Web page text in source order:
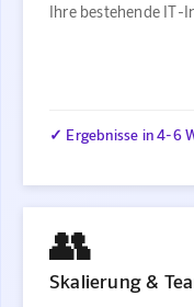
Ihre bestehende IT-
✓ Ergebnisse in 4-6
👥
Skalierung &